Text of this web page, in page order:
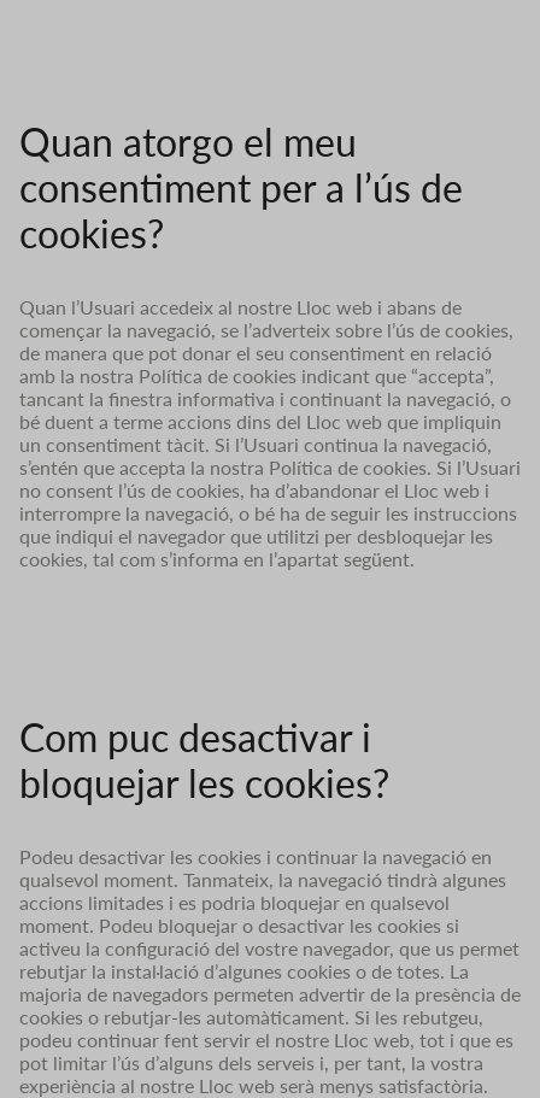
Quan atorgo el meu
consentiment per a l’ús de
cookies?
Quan l’Usuari accedeix al nostre Lloc web i abans de
començar la navegació, se l’adverteix sobre l’ús de cookies,
de manera que pot donar el seu consentiment en relació
amb la nostra Política de cookies indicant que “accepta”,
tancant la finestra informativa i continuant la navegació, o
bé duent a terme accions dins del Lloc web que impliquin
un consentiment tàcit. Si l’Usuari continua la navegació,
s’entén que accepta la nostra Política de cookies. Si l’Usuari
no consent l’ús de cookies, ha d’abandonar el Lloc web i
interrompre la navegació, o bé ha de seguir les instruccions
que indiqui el navegador que utilitzi per desbloquejar les
cookies, tal com s’informa en l’apartat següent.
Com puc desactivar i
bloquejar les cookies?
Podeu desactivar les cookies i continuar la navegació en
qualsevol moment. Tanmateix, la navegació tindrà algunes
accions limitades i es podria bloquejar en qualsevol
moment. Podeu bloquejar o desactivar les cookies si
activeu la configuració del vostre navegador, que us permet
rebutjar la instal·lació d’algunes cookies o de totes. La
majoria de navegadors permeten advertir de la presència de
cookies o rebutjar-les automàticament. Si les rebutgeu,
podeu continuar fent servir el nostre Lloc web, tot i que es
pot limitar l’ús d’alguns dels serveis i, per tant, la vostra
experiència al nostre Lloc web serà menys satisfactòria.